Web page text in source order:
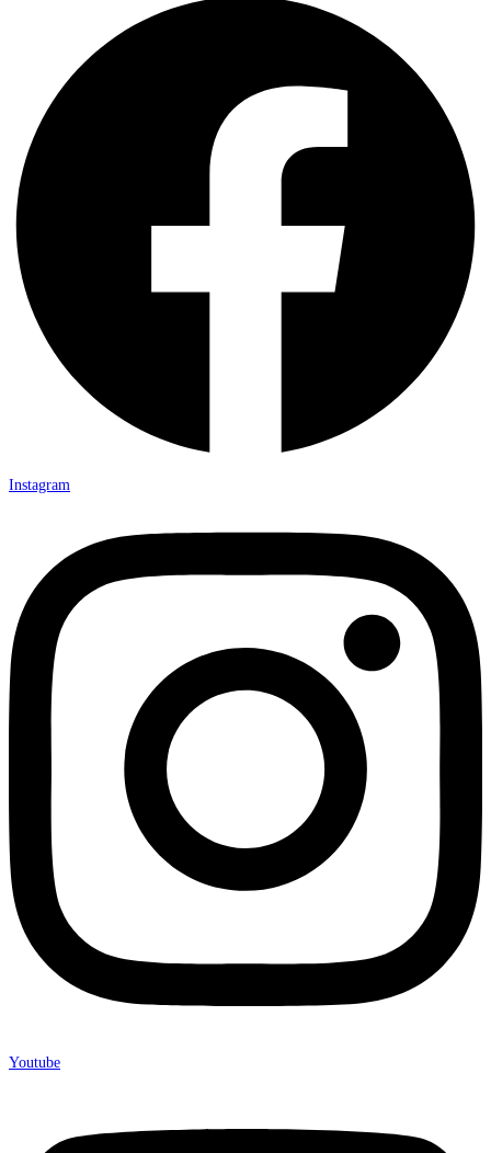
Instagram
Youtube